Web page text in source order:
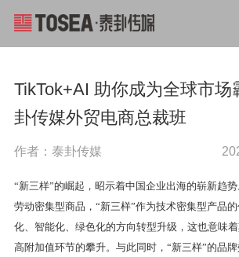
TikTok+AI 助你成为全球市场
卦传媒外贸电商总裁班
作者：泰卦传媒
“新三样”的崛起，昭示着中国企业出海的崭新趋
劳动密集型商品，“新三样”作为技术密集型产品
化、智能化、绿色化的方向转型升级，这也意味
高附加值环节的攀升。与此同时，“新三样”的品